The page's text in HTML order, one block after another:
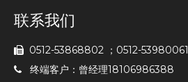
联系我们
 0512-53868802 ；0512-53980061

终端客户：曾经理18106986388